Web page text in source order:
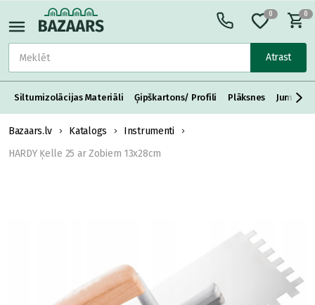
Atrast
0 0
Siltumizolācijas Materiāli Ģipškartons/ Profili Plāksnes Jumta
Bazaars.lv Katalogs
Instrumenti
HARDY Ķelle 25 ar Zobiem 13x28cm